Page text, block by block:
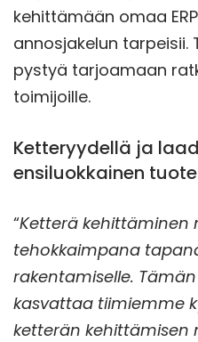
kehittämään omaa
annosjakelun
pystyä tarjoamaan
toimijoille.
Ketteryydellä ja
ensiluokkainen tuote
“Ketterä kehittäminen
tehokkaimpana
rakentamiselle.
kasvattaa tiimiemme
ketterän kehittämisen